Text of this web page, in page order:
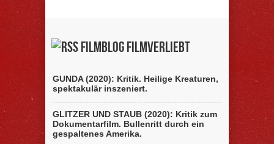
Filmblog filmverliebt
GUNDA (2020): Kritik. Heilige Kreaturen,
spektakulär inszeniert.
GLITZER UND STAUB (2020): Kritik zum
Dokumentarfilm. Bullenritt durch ein
gespaltenes Amerika.